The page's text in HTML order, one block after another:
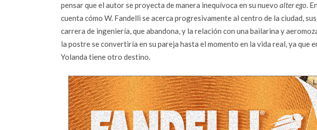
pensar que el autor se proyecta de manera inequívoca en su nuevo alter ego.
cuenta cómo W. Fandelli se acerca progresivamente al centro de la ciudad,
carrera de ingeniería, que abandona, y la relación con una bailarina y
la postre se convertiría en su pareja hasta el momento en la vida real, ya que
Yolanda tiene otro destino.